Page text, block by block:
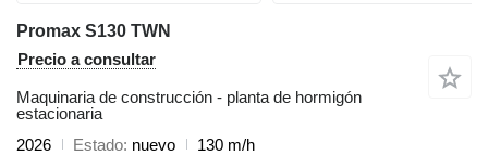
Promax S130 TWN
Precio a consultar
Maquinaria de construcción - planta de hormigón
estacionaria
2026
Estado nuevo
130 m/h